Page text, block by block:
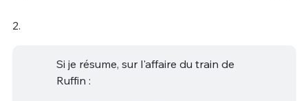
2.
Si je résume, sur l'affaire du train de
Ruffin :